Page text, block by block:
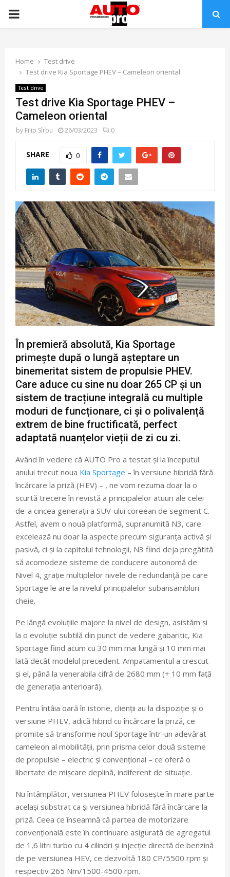
PRIMARY
Home
Test drive
Test drive Kia Sportage PHEV – Cameleon oriental
Test drive
Test drive Kia Sportage PHEV –
Cameleon oriental
by Filip Sîrbu 26/03/2023 0
SHARE 0
În premieră absolută, Kia Sportage
primește după o lungă așteptare un
binemeritat sistem de propulsie PHEV.
Care aduce cu sine nu doar 265 CP și un
sistem de tracțiune integrală cu multiple
moduri de funcționare, ci și o polivalență
extrem de bine fructificată, perfect
adaptată nuanțelor vieții de zi cu zi.
Având în vedere că AUTO Pro a testat și la începutul
anului trecut noua Kia Sportage – în versiune hibridă fără
încărcare la priză (HEV) – , ne vom rezuma doar la o
scurtă trecere în revistă a principalelor atuuri ale celei
de-a cincea generații a SUV-ului coreean de segment C.
Astfel, avem o nouă platformă, supranumită N3, care
excelează nu doar la aspecte precum siguranța activă și
pasivă, ci și la capitolul tehnologii, N3 fiind deja pregătită
să acomodeze sisteme de conducere autonomă de
Nivel 4, grație multiplelor nivele de redundanță pe care
Sportage le are la nivelul principalelor subansambluri
cheie.
Pe lângă evoluțiile majore la nivel de design, asistăm și
la o evoluție subtilă din punct de vedere gabaritic, Kia
Sportage fiind acum cu 30 mm mai lungă și 10 mm mai
lată decât modelul precedent. Ampatamentul a crescut
și el, până la venerabila cifră de 2680 mm (+ 10 mm față
de generația anterioară).
Pentru întâia oară în istorie, clienții au la dispoziție și o
versiune PHEV, adică hibrid cu încărcare la priză, ce
promite să transforme noul Sportage într-un adevărat
cameleon al mobilității, prin prisma celor două sisteme
de propulsie – electric și convențional – ce oferă o
libertate de mișcare deplină, indiferent de situație.
Nu întâmplător, versiunea PHEV folosește în mare parte
același substrat ca și versiunea hibridă fără încărcare la
priză. Ceea ce înseamnă că partea de motorizare
convențională este în continuare asigurată de agregatul
de 1,6 litri turbo cu 4 cilindri și injecție directă de benzină
de pe versiunea HEV, ce dezvoltă 180 CP/5500 rpm și
respectiv 265 Nm/1500-4500 rpm.